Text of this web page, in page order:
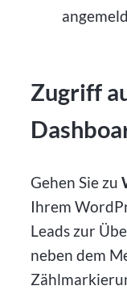
Zugriff
Gehen Sie zu
Ihrem
Leads zur
neben dem